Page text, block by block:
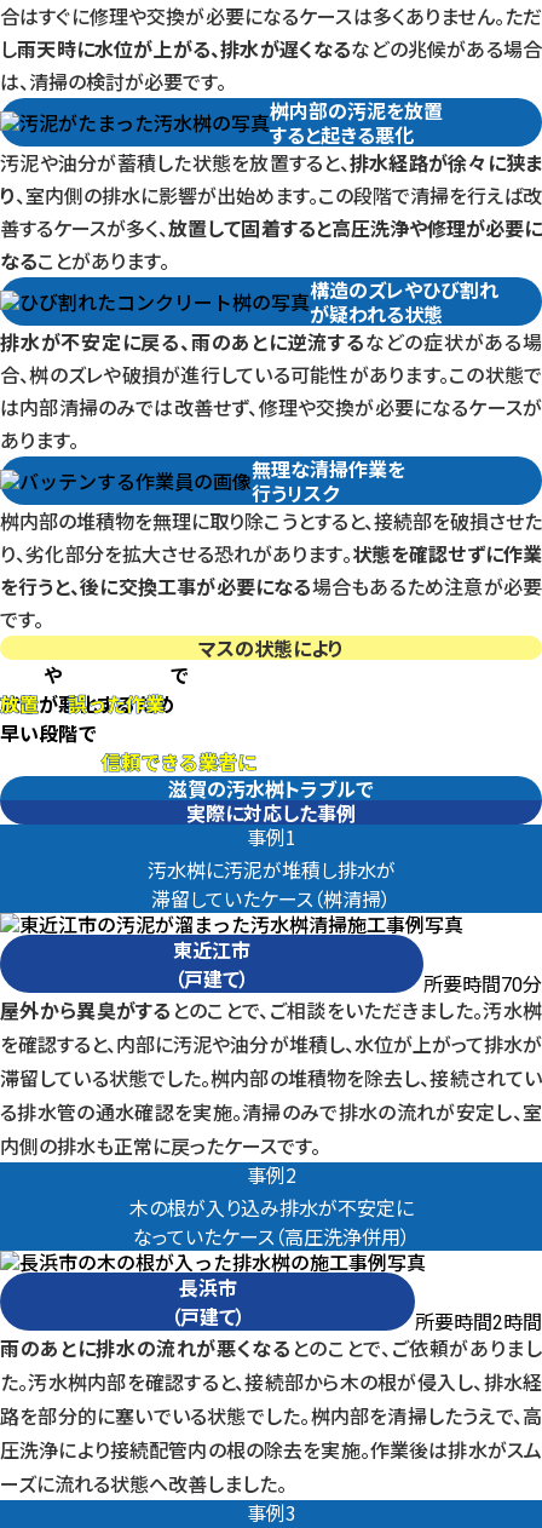
合はすぐに修理や交換が必要になるケースは多くありません。ただ
し雨天時に水位が上がる、排水が遅くなるなどの兆候がある場合
は、清掃の検討が必要です。
桝内部の汚泥を放置
すると起きる悪化
汚泥や油分が蓄積した状態を放置すると、排水経路が徐々に狭ま
り、室内側の排水に影響が出始めます。この段階で清掃を行えば改
善するケースが多く、放置して固着すると高圧洗浄や修理が必要に
なることがあります。
構造のズレやひび割れ
が疑われる状態
排水が不安定に戻る、雨のあとに逆流するなどの症状がある場
合、桝のズレや破損が進行している可能性があります。この状態で
は内部清掃のみでは改善せず、修理や交換が必要になるケースが
あります。
無理な清掃作業を
行うリスク
桝内部の堆積物を無理に取り除こうとすると、接続部を破損させた
り、劣化部分を拡大させる恐れがあります。状態を確認せずに作業
を行うと、後に交換工事が必要になる場合もあるため注意が必要
です。
マスの状態により
放置
や
誤った作業
で
状態が悪化するため
早い段階で
信頼できる業者に
任せる判断が必要です。
任せる判断が必要です。滋賀の汚水桝トラブルで
実際に対応した事例
事例1
汚水桝に汚泥が堆積し排水が
滞留していたケース（桝清掃）
東近江市
（戸建て）
所要時間70分
屋外から異臭がする とのことで、ご相談をいただきました。汚水桝
を確認すると、内部に汚泥や油分が堆積し、水位が上がって排水が
滞留している状態でした。桝内部の堆積物を除去し、接続されてい
る排水管の通水確認を実施。清掃のみで排水の流れが安定し、室
内側の排水も正常に戻ったケースです。
事例2
木の根が入り込み排水が不安定に
なっていたケース（高圧洗浄併用）
長浜市
（戸建て）
所要時間2時間
雨のあとに排水の流れが悪くなる とのことで、ご依頼がありまし
た。汚水桝内部を確認すると、接続部から木の根が侵入し、排水経
路を部分的に塞いでいる状態でした。桝内部を清掃したうえで、高
圧洗浄により接続配管内の根の除去を実施。作業後は排水がスム
ーズに流れる状態へ改善しました。
事例3